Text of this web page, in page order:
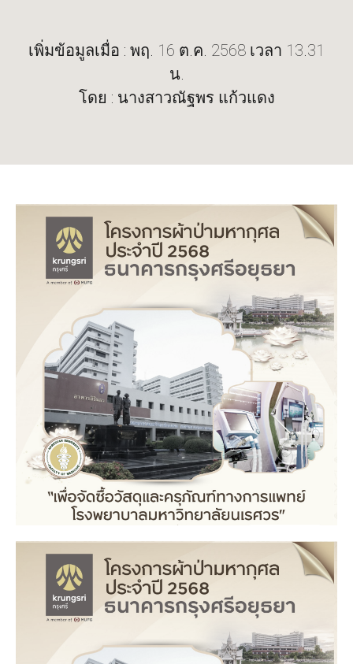
เพิ่มข้อมูลเมื่อ : พฤ. 16 ต.ค. 2568 เวลา 13.31
น.
โดย : นางสาวณัฐพร แก้วแดง